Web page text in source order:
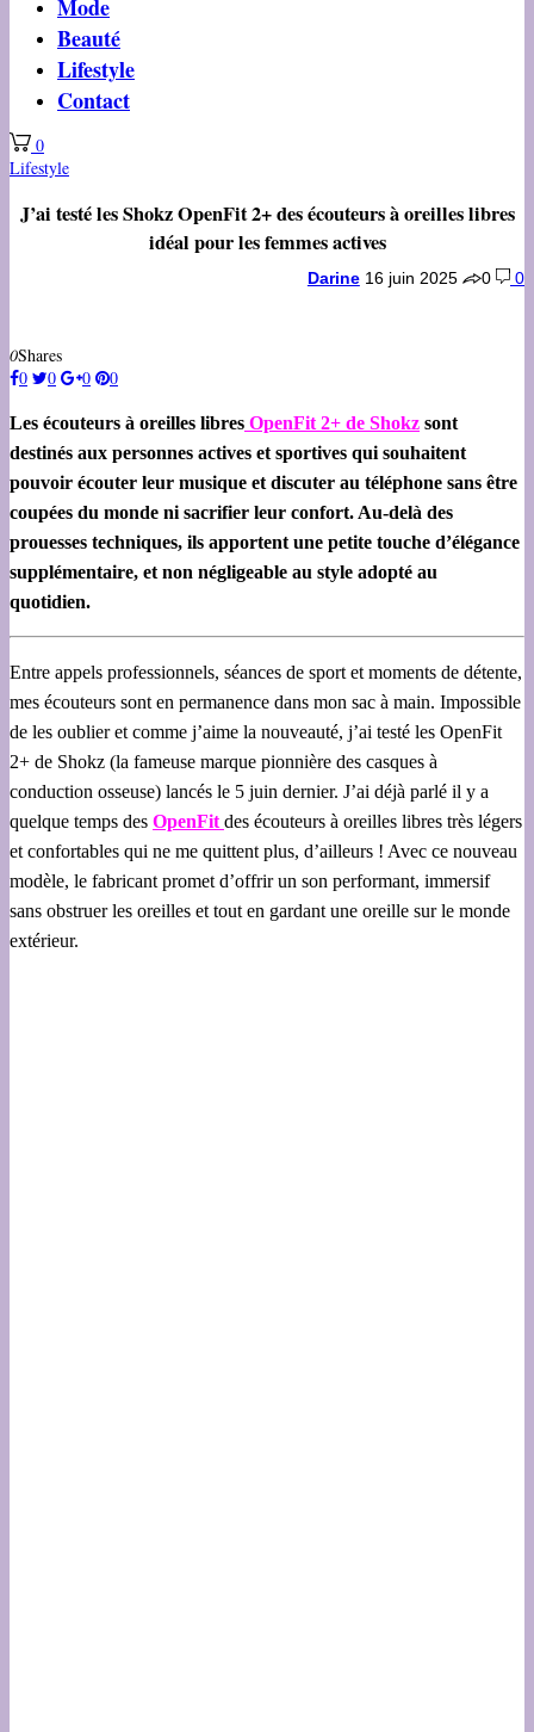
Mode
Beauté
Lifestyle
Contact
0
Lifestyle
J’ai testé les Shokz OpenFit 2+ des écouteurs à oreilles libres
idéal pour les femmes actives
Darine 16 juin 2025 0 0
0Shares
0
0 0 0
Les écouteurs à oreilles libres OpenFit 2+ de Shokz sont
destinés aux personnes actives et sportives qui souhaitent
pouvoir écouter leur musique et discuter au téléphone sans être
coupées du monde ni sacrifier leur confort. Au-delà des
prouesses techniques, ils apportent une petite touche d’élégance
supplémentaire, et non négligeable au style adopté au
quotidien.
Entre appels professionnels, séances de sport et moments de détente,
mes écouteurs sont en permanence dans mon sac à main. Impossible
de les oublier et comme j’aime la nouveauté, j’ai testé les OpenFit
2+ de Shokz (la fameuse marque pionnière des casques à
conduction osseuse) lancés le 5 juin dernier. J’ai déjà parlé il y a
quelque temps des OpenFit des écouteurs à oreilles libres très légers
et confortables qui ne me quittent plus, d’ailleurs ! Avec ce nouveau
modèle, le fabricant promet d’offrir un son performant, immersif
sans obstruer les oreilles et tout en gardant une oreille sur le monde
extérieur.